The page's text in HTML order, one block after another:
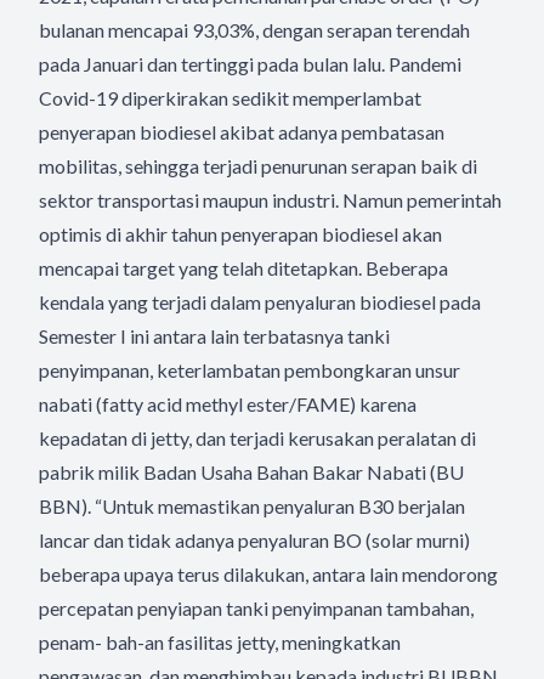
bulanan mencapai 93,03%, dengan serapan terendah
pada Januari dan tertinggi pada bulan lalu. Pandemi
Covid-19 diperkirakan sedikit memperlambat
penyerapan biodiesel akibat adanya pembatasan
mobilitas, sehingga terjadi penurunan serapan baik di
sektor transportasi maupun industri. Namun pemerintah
optimis di akhir tahun penyerapan biodiesel akan
mencapai target yang telah ditetapkan. Beberapa
kendala yang terjadi dalam penyaluran biodiesel pada
Semester I ini antara lain terbatasnya tanki
penyimpanan, keterlambatan pembongkaran unsur
nabati (fatty acid methyl ester/FAME) karena
kepadatan di jetty, dan terjadi kerusakan peralatan di
pabrik milik Badan Usaha Bahan Bakar Nabati (BU
BBN). “Untuk memastikan penyaluran B30 berjalan
lancar dan tidak adanya penyaluran BO (solar murni)
beberapa upaya terus dilakukan, antara lain mendorong
percepatan penyiapan tanki penyimpanan tambahan,
penam- bah-an fasilitas jetty, meningkatkan